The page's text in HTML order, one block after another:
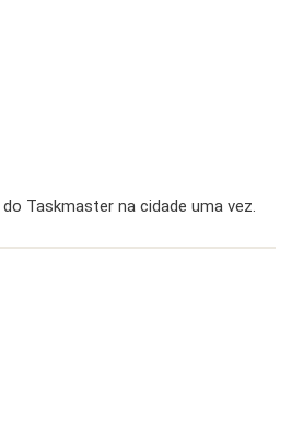
Taskmaster na cidade uma vez.